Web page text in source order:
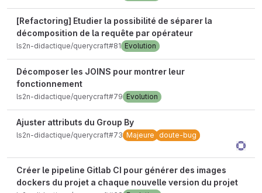
[Refactoring] Etudier la possibilité de séparer la
décomposition de la requête par opérateur
ls2n-didactique/querycraft#81 Evolution
Décomposer les JOINS pour montrer leur
fonctionnement
ls2n-didactique/querycraft#79 Evolution
Ajuster attributs du Group By
ls2n-didactique/querycraft#73 Majeure doute-bug
Créer le pipeline Gitlab CI pour générer des images
dockers du projet a chaque nouvelle version du projet